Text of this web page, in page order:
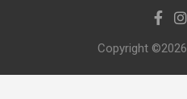
Copyright ©2026